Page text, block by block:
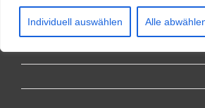
Individuell auswählen Alle